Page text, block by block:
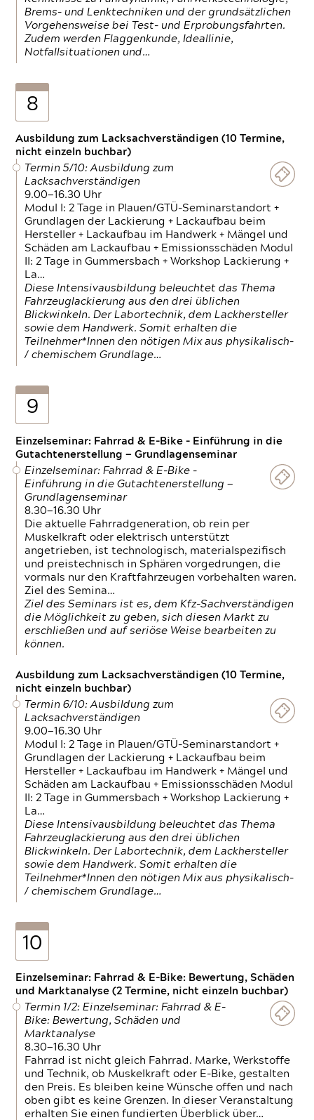
Brems- und Lenktechniken und der grundsätzlichen
Vorgehensweise bei Test- und Erprobungsfahrten.
Zudem werden Flaggenkunde, Ideallinie,
Notfallsituationen und…
8
Ausbildung zum Lacksachverständigen (10 Termine,
nicht einzeln buchbar)
Termin 5/10: Ausbildung zum
Lacksachverständigen
9.00—16.30 Uhr
Modul I: 2 Tage in Plauen/GTÜ-Seminarstandort +
Grundlagen der Lackierung + Lackaufbau beim
Hersteller + Lackaufbau im Handwerk + Mängel und
Schäden am Lackaufbau + Emissionsschäden Modul
II: 2 Tage in Gummersbach + Workshop Lackierung +
La…
Diese Intensivausbildung beleuchtet das Thema
Fahrzeuglackierung aus den drei üblichen
Blickwinkeln. Der Labortechnik, dem Lackhersteller
sowie dem Handwerk. Somit erhalten die
Teilnehmer*Innen den nötigen Mix aus physikalisch-
/ chemischem Grundlage…
9
Einzelseminar: Fahrrad & E-Bike - Einführung in die
Gutachtenerstellung — Grundlagenseminar
Einzelseminar: Fahrrad & E-Bike -
Einführung in die Gutachtenerstellung —
Grundlagenseminar
8.30—16.30 Uhr
Die aktuelle Fahrradgeneration, ob rein per
Muskelkraft oder elektrisch unterstützt
angetrieben, ist technologisch, materialspezifisch
und preistechnisch in Sphären vorgedrungen, die
vormals nur den Kraftfahrzeugen vorbehalten waren.
Ziel des Semina…
Ziel des Seminars ist es, dem Kfz-Sachverständigen
die Möglichkeit zu geben, sich diesen Markt zu
erschließen und auf seriöse Weise bearbeiten zu
können.
Ausbildung zum Lacksachverständigen (10 Termine,
nicht einzeln buchbar)
Termin 6/10: Ausbildung zum
Lacksachverständigen
9.00—16.30 Uhr
Modul I: 2 Tage in Plauen/GTÜ-Seminarstandort +
Grundlagen der Lackierung + Lackaufbau beim
Hersteller + Lackaufbau im Handwerk + Mängel und
Schäden am Lackaufbau + Emissionsschäden Modul
II: 2 Tage in Gummersbach + Workshop Lackierung +
La…
Diese Intensivausbildung beleuchtet das Thema
Fahrzeuglackierung aus den drei üblichen
Blickwinkeln. Der Labortechnik, dem Lackhersteller
sowie dem Handwerk. Somit erhalten die
Teilnehmer*Innen den nötigen Mix aus physikalisch-
/ chemischem Grundlage…
10
Einzelseminar: Fahrrad & E-Bike: Bewertung, Schäden
und Marktanalyse (2 Termine, nicht einzeln buchbar)
Termin 1/2: Einzelseminar: Fahrrad & E-
Bike: Bewertung, Schäden und
Marktanalyse
8.30—16.30 Uhr
Fahrrad ist nicht gleich Fahrrad. Marke, Werkstoffe
und Technik, ob Muskelkraft oder E-Bike, gestalten
den Preis. Es bleiben keine Wünsche offen und nach
oben gibt es keine Grenzen. In dieser Veranstaltung
erhalten Sie einen fundierten Überblick über…